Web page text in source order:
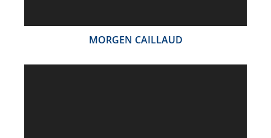
MORGEN CAILLAUD